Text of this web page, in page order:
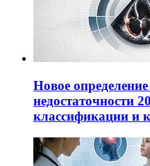
Новое
недостаточности
классификации и